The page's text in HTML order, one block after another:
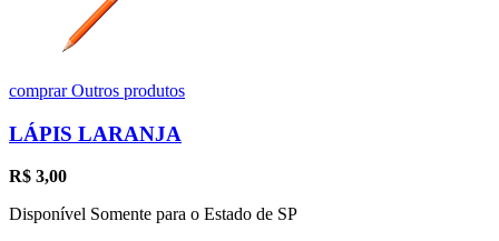
comprarOutros produtos
LÁPIS LARANJA
R$ 3,00
Disponível Somente para o Estado de SP